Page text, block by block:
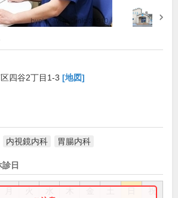
四谷2丁目1-3 [地図]
内視鏡内科 胃腸内科
日
祝